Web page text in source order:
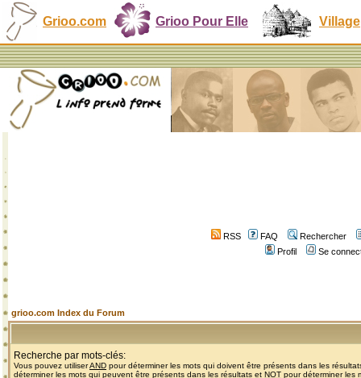
Grioo.com Grioo Pour Elle Village
RSS FAQ
Rechercher
Profil
Se
grioo.com Index du Forum
Recherche par mots-clés:
Vous pouvez utiliserAND pour déterminer les mots qui doivent être présents dans les
déterminer les mots qui peuvent être présents dans les résultats et NOT pour déterminer les